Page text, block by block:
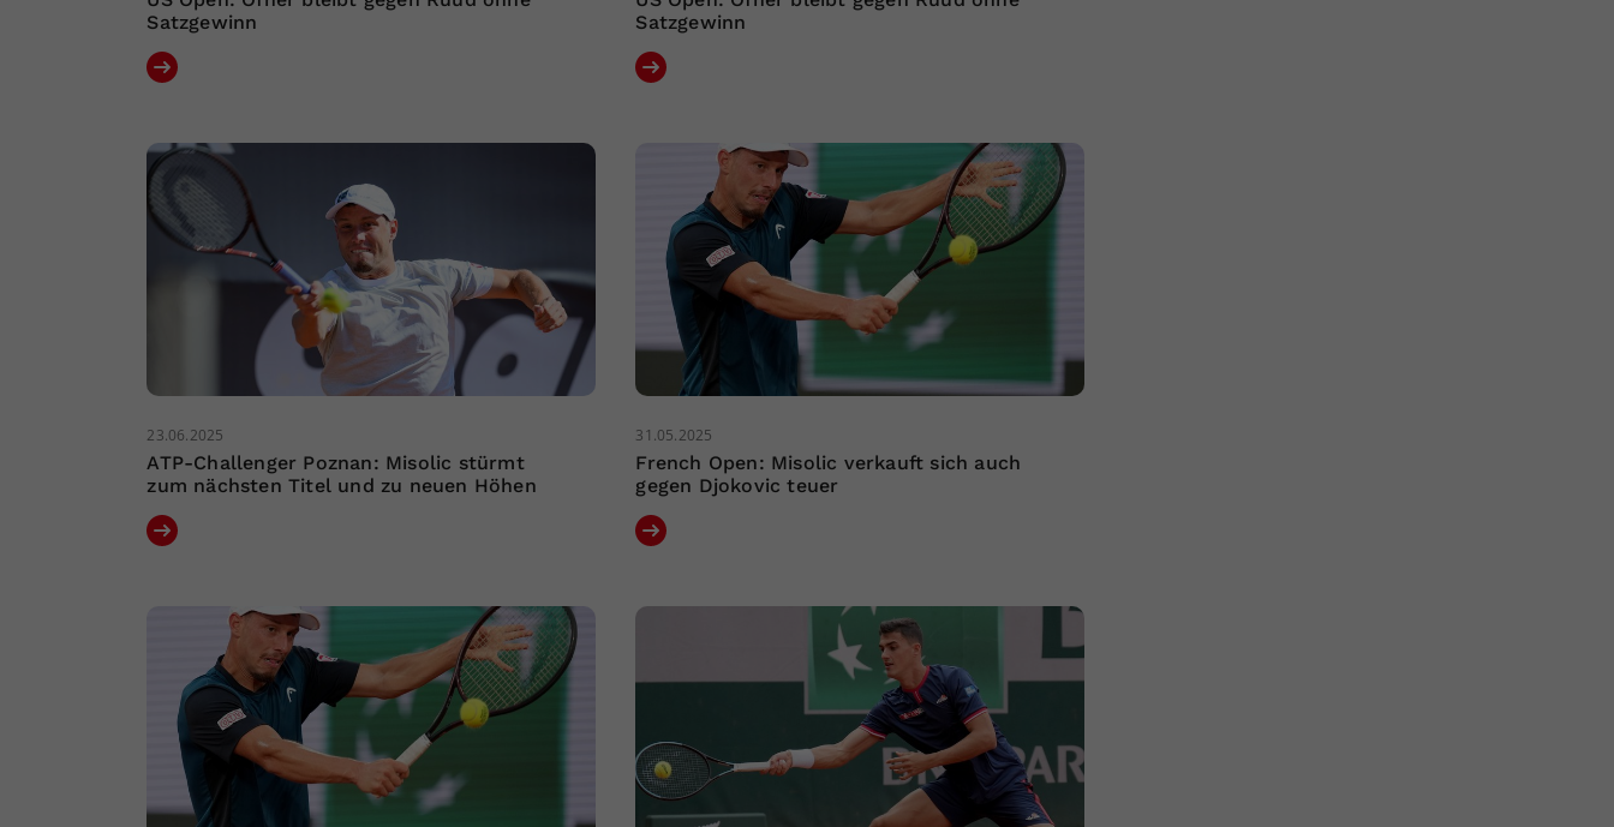
Satzgewinn
Satzgewinn
23.06.2025
ATP-Challenger Poznan: Misolic stürmt
zum nächsten Titel und zu neuen Höhen
31.05.2025
French Open: Misolic verkauft sich auch
gegen Djokovic teuer